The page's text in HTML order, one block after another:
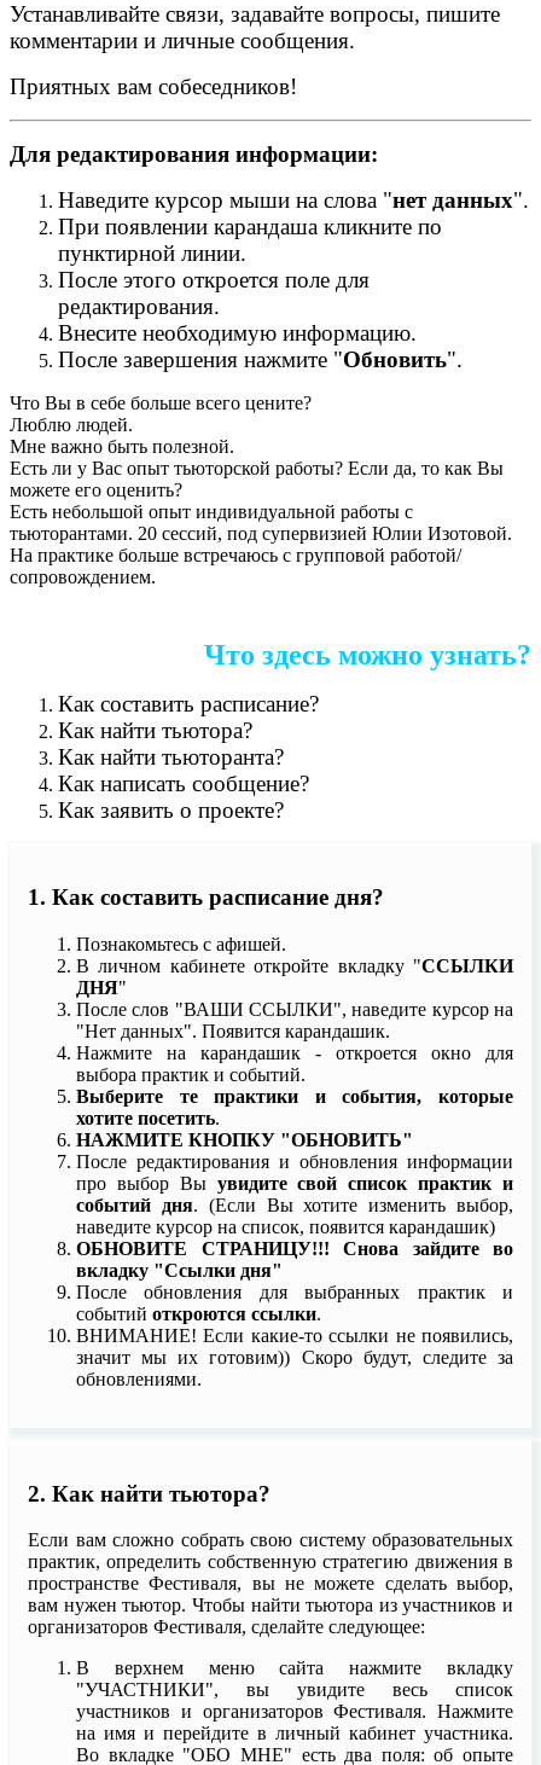
Устанавливайте связи, задавайте вопросы, пишите
комментарии и личные сообщения.
Приятных вам собеседников!
Для редактирования информации:
Наведите курсор мыши на слова "нет данных".
При появлении карандаша кликните по
пунктирной линии.
После этого откроется поле для
редактирования.
Внесите необходимую информацию.
После завершения нажмите "Обновить".
Что Вы в себе больше всего цените?
Люблю людей.
Мне важно быть полезной.
Есть ли у Вас опыт тьюторской работы? Если да, то как Вы
можете его оценить?
Есть небольшой опыт индивидуальной работы с
тьюторантами. 20 сессий, под супервизией Юлии Изотовой.
На практике больше встречаюсь с групповой работой/
сопровождением.
Что здесь можно узнать?
Как составить расписание?
Как найти тьютора?
Как найти тьюторанта?
Как написать сообщение?
Как заявить о проекте?
1. Как составить расписание дня?
Познакомьтесь с афишей.
В личном кабинете откройте вкладку "ССЫЛКИ
ДНЯ"
После слов "ВАШИ ССЫЛКИ", наведите курсор на
"Нет данных". Появится карандашик.
Нажмите на карандашик - откроется окно для
выбора практик и событий.
Выберите те практики и события, которые
хотите посетить.
НАЖМИТЕ КНОПКУ "ОБНОВИТЬ"
После редактирования и обновления информации
про выбор Вы увидите свой список практик и
событий дня. (Если Вы хотите изменить выбор,
наведите курсор на список, появится карандашик)
ОБНОВИТЕ СТРАНИЦУ!!! Снова зайдите во
вкладку "Ссылки дня"
После обновления для выбранных практик и
событий откроются ссылки.
ВНИМАНИЕ! Если какие-то ссылки не появились,
значит мы их готовим)) Скоро будут, следите за
обновлениями.
2. Как найти тьютора?
Если вам сложно собрать свою систему образовательных
практик, определить собственную стратегию движения в
пространстве Фестиваля, вы не можете сделать выбор,
вам нужен тьютор. Чтобы найти тьютора из участников и
организаторов Фестиваля, сделайте следующее:
В верхнем меню сайта нажмите вкладку
"УЧАСТНИКИ", вы увидите весь список
участников и организаторов Фестиваля. Нажмите
на имя и перейдите в личный кабинет участника.
Во вкладке "ОБО МНЕ" есть два поля: об опыте